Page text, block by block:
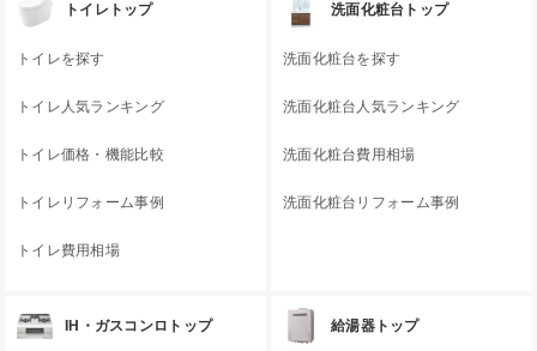
トイレトップ
トイレを探す
トイレ人気ランキング
トイレ価格・機能比較
トイレリフォーム事例
トイレ費用相場
洗面化粧台トップ
洗面化粧台を探す
洗面化粧台人気ランキング
洗面化粧台費用相場
洗面化粧台リフォーム事例
IH・ガスコンロトップ 給湯器トップ